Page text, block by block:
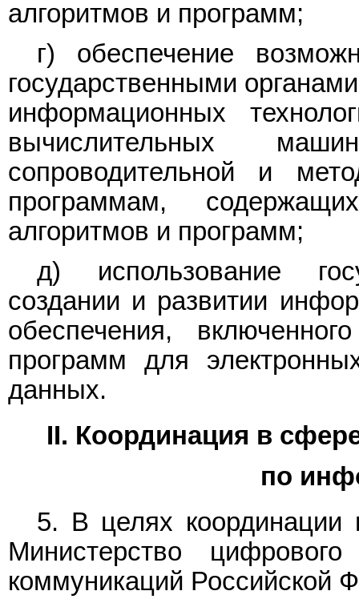
алгоритмов и программ;
г) обеспечение
государственными
информационных
вычислительных
сопроводительной и
программам,
алгоритмов и программ;
д) использование
создании и развитии
обеспечения,
программ для
данных.
II. Координация в
по
5. В целях координации
Министерство
коммуникаций Российской